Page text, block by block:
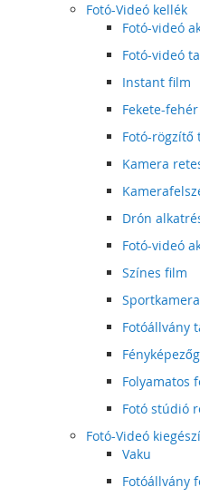
Fotó-Videó kellék
Fotó-videó
Fotó-videó
Instant film
Fekete-
Fotó-rögzítő
Kamera
Drón
Fotó-videó
Színes film
Fotóállvány
Folyamatos
Fotó stúdió
Fotó-Videó
Vaku
Fotóállvány